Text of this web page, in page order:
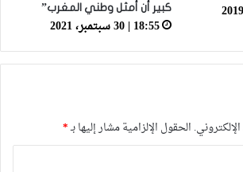
كبير أن أمثل وطني المغرب”
18:55 | 30 سبتمبر، 2021
الحقول الإلزامية مشار إليها بـ*